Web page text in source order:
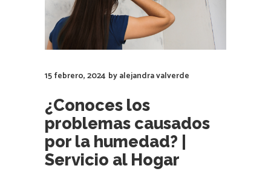
15 febrero, 2024 byalejandra valverde
¿Conoces los
problemas causados
por la humedad? |
Servicio al Hogar